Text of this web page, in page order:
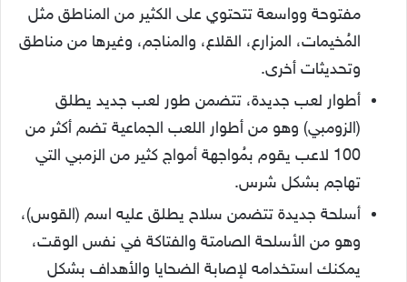
مفتوحة وواسعة تتحتوي على الكثير من المناطق مثل
المُخيمات، المزارع، القلاع، والمناجم، وغيرها من مناطق
وتحديثات أخرى.
أطوار لعب جديدة، تتضمن طور لعب جديد يطلق
(الزومبي) وهو من أطوار اللعب الجماعية تضم أكثر من
100 لاعب يقوم بمُواجهة أمواج كثير من الزمبي التي
تهاجم بشكل شرس.
أسلحة جديدة تتضمن سلاح يطلق عليه اسم (القوس)،
وهو من الأسلحة الصامتة والفتاكة في نفس الوقت،
يمكنك استخدامه لإصابة الضحايا والأهداف بشكل